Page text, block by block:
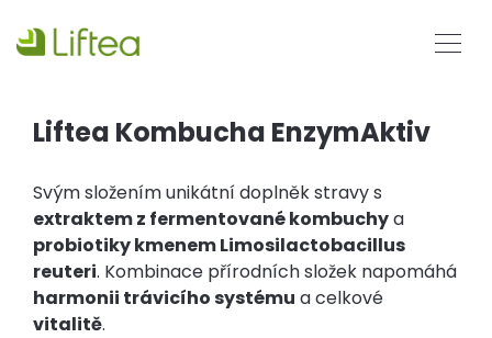
Liftea Kombucha EnzymAktiv
Svým složením unikátní doplněk stravy s
extraktem z fermentované kombuchya
probiotiky kmenem Limosilactobacillus
reuteri. Kombinace přírodních složek napomáhá
harmonii trávicího systému a celkové
vitalitě.